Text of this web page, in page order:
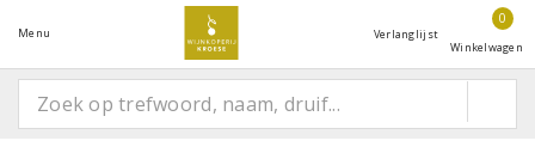
Menu Verlanglijst
0
Winkelwagen